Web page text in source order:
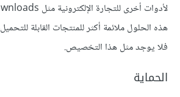
هذه الحلول ملائمة أكثر للمنتجات القابلة
فلا يوجد مثل هذا التخصيص.
الحماية